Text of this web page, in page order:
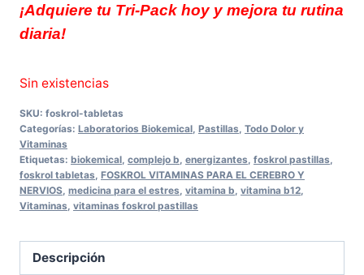
¡Adquiere tu Tri-Pack hoy y mejora tu rutina
diaria!
Sin existencias
SKU: foskrol-tabletas
Categorías: Laboratorios Biokemical, Pastillas, Todo Dolor y
Vitaminas
Etiquetas: biokemical, complejo b, energizantes, foskrol pastillas,
foskrol tabletas, FOSKROL VITAMINAS PARA EL CEREBRO Y
NERVIOS, medicina para el estres, vitamina b, vitamina b12,
Vitaminas, vitaminas foskrol pastillas
Descripción